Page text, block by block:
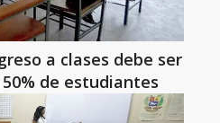
a clases debe ser
de estudiantes